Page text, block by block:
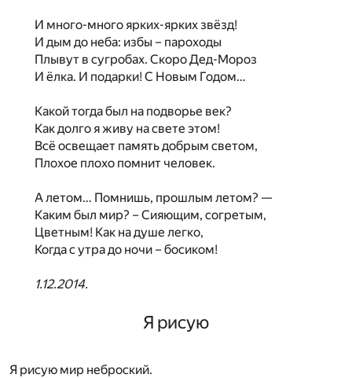
И много-много ярких-ярких звёзд!
И дым до неба: избы – пароходы
Плывут в сугробах. Скоро Дед-Мороз
И ёлка. И подарки! С Новым Годом…
Какой тогда был на подворье век?
Как долго я живу на свете этом!
Всё освещает память добрым светом,
Плохое плохо помнит человек.
А летом… Помнишь, прошлым летом? —
Каким был мир? – Сияющим, согретым,
Цветным! Как на душе легко,
Когда с утра до ночи – босиком!
1.12.2014.
Я рисую
Я рисую мир неброский.